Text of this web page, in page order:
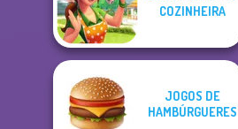
COZINHEIRA
JOGOS DE
HAMBÚRGUERES